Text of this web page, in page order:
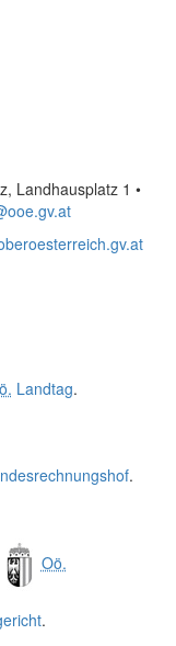
Landhausplatz 1 •
Landtag.
.
Oö.
.